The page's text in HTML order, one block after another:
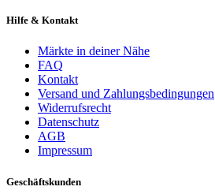
Hilfe & Kontakt
Märkte in deiner Nähe
FAQ
Kontakt
Versand und Zahlungsbedingungen
Widerrufsrecht
Datenschutz
AGB
Impressum
Geschäftskunden